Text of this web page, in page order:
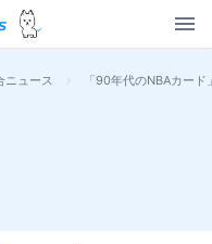
ニュース > 「90年代のNBAカー